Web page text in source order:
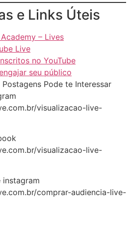
e Links Úteis
– Lives
Live
no YouTube
seu público
Pode te Interessar
visualizacao-live-
visualizacao-live-
instagram
comprar-audiencia-live-